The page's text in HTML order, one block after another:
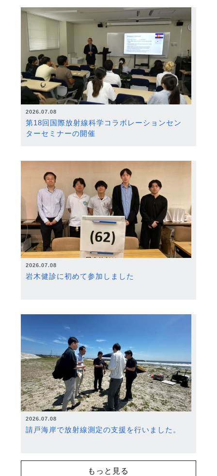
2026.07.08
第18回国際放射線科学コラボレーションセン
ターセミナーの開催
2026.07.08
岩木健診に初めて参加しました
2026.07.08
請戸海岸で放射線測定の支援を行いました。
もっと見る